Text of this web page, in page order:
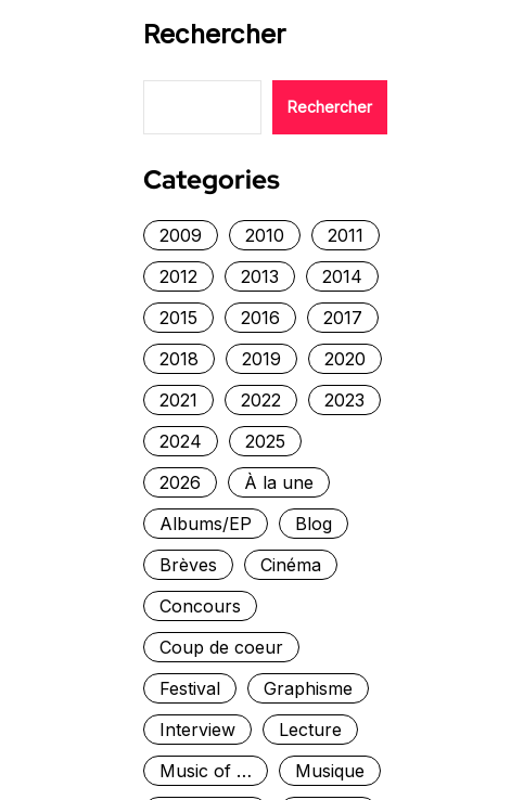
Rechercher
Rechercher
Categories
2009 2010
2011
2012
2013
2014
2015
2016
2017
2018
2019
2020
2021
2022
2023
2024
2025
2026
À la une
Albums/EP
Blog
Brèves
Cinéma
Concours
Coup de coeur
Festival
Graphisme
Interview
Lecture
Music of …
Musique